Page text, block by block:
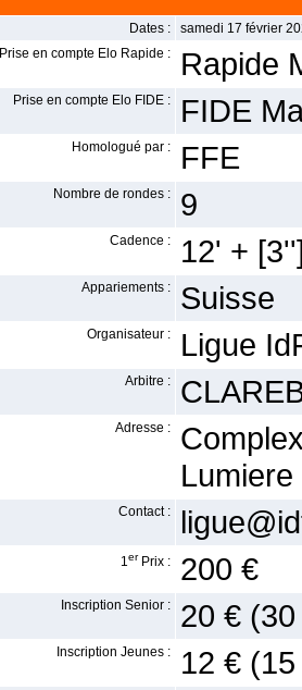
Dates :
samedi 17 février
Prise en compte Elo Rapide :
Rapide
Prise en compte Elo FIDE : FIDE
Homologué par : FFE
Nombre de rondes : 9
Cadence : 12' +
Appariements : Suisse
Organisateur : Ligue
Arbitre :
Adresse :
Contact :
1er Prix : 200 €
Inscription Senior : 20 €
Inscription Jeunes : 12 €